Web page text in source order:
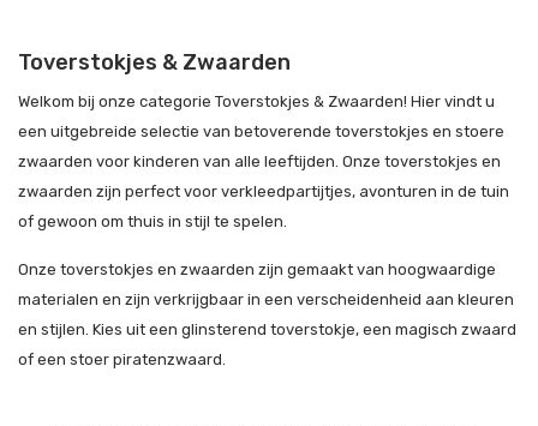
Toverstokjes & Zwaarden
Welkom bij onze categorie Toverstokjes & Zwaarden! Hier vindt u
een uitgebreide selectie van betoverende toverstokjes en stoere
zwaarden voor kinderen van alle leeftijden. Onze toverstokjes en
zwaarden zijn perfect voor verkleedpartijtjes, avonturen in de tuin
of gewoon om thuis in stijl te spelen.
Onze toverstokjes en zwaarden zijn gemaakt van hoogwaardige
materialen en zijn verkrijgbaar in een verscheidenheid aan kleuren
en stijlen. Kies uit een glinsterend toverstokje, een magisch zwaard
of een stoer piratenzwaard.